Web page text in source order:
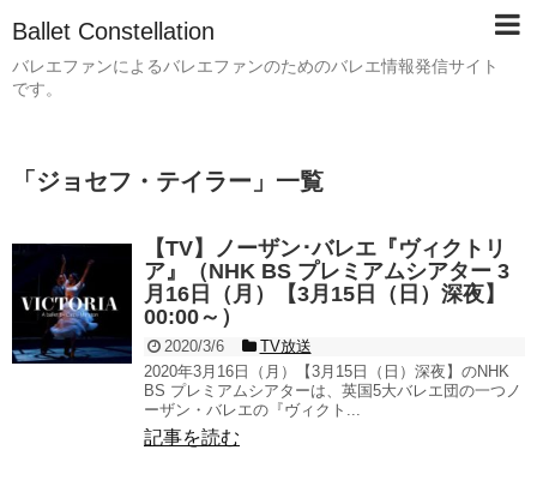
Ballet Constellation
バレエファンによるバレエファンのためのバレエ情報発信サイト
です。
「 ジョセフ・テイラー 」 一覧
【TV】ノーザン･バレエ『ヴィクトリ
ア』（NHK BS プレミアムシアター 3
月16日（月）【3月15日（日）深夜】
00:00～）
2020/3/6
TV放送
2020年3月16日（月）【3月15日（日）深夜】のNHK
BS プレミアムシアターは、英国5大バレエ団の一つノ
ーザン・バレエの『ヴィクト...
記事を読む